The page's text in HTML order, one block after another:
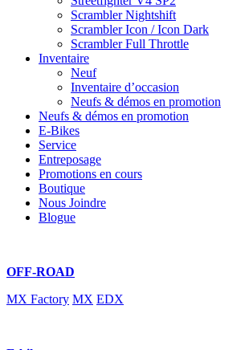
Scrambler Nightshift
Scrambler Icon / Icon Dark
Scrambler Full Throttle
Inventaire
Neuf
Inventaire d’occasion
Neufs & démos en promotion
Neufs & démos en promotion
E-Bikes
Service
Entreposage
Promotions en cours
Boutique
Nous Joindre
Blogue
OFF-ROAD
MX Factory MX EDX